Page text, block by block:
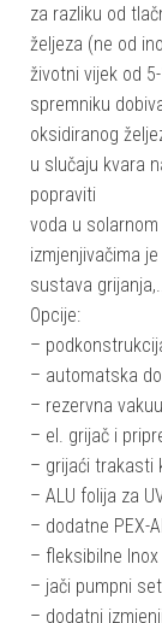
za razliku od
željeza (ne od
životni vijek od
spremniku
oksidiranog
u slučaju kvara
popraviti
voda u
izmjenjivačima
sustava grijanja,..
Opcije:
–
– automatska
– rezervna
– el. grijač i
– grijaći trakasti
– ALU folija za
– dodatne PEX-
– fleksibilne
– jači pumpni set
– dodatni